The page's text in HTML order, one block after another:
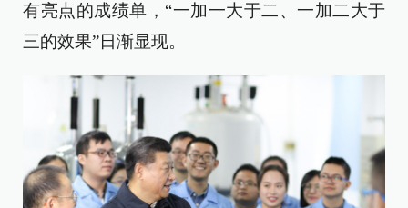
有亮点的成绩单，“一加一大于二、一加二大于
三的效果”日渐显现。